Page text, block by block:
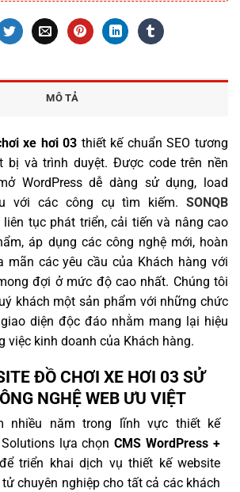
MÔ TẢ
xe hơi 03 thiết kế chuẩn SEO tương
bị và trình duyệt. Được code trên nền
WordPress dễ dàng sử dụng, load
với các công cụ tìm kiếm. SONQB
liên tục phát triển, cải tiến và nâng cao
áp dụng các công nghệ mới, hoàn
mãn các yêu cầu của Khách hàng với
đợi ở mức độ cao nhất. Chúng tôi
khách một sản phẩm với những chức
diện độc đáo nhằm mang lại hiệu
việc kinh doanh của Khách hàng.
ĐỒ CHƠI XE HƠI 03 SỬ
NGHỆ WEB ƯU VIỆT
nhiều năm trong lĩnh vực thiết kế
Solutions lựa chọnCMS WordPress +
để triển khai dịch vụ thiết kế website
chuyên nghiệp cho tất cả các khách